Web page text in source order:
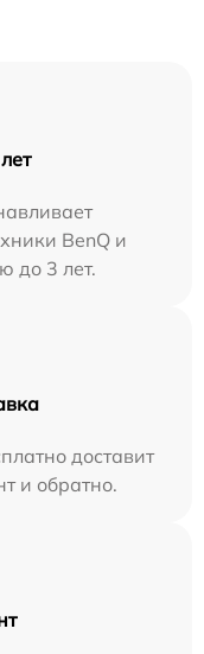
BenQ и
до 3 лет.
доставит
и обратно.